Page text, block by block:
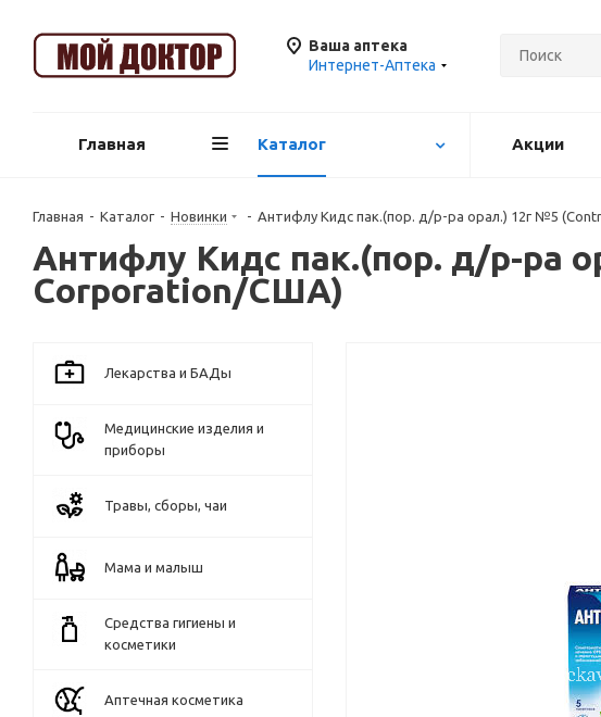
Ваша аптека
Интернет-Аптека
Главная Каталог Акции
Главная - Каталог - Новинки - Антифлу Кидс пак.(пор. д/р-ра орал.) 12г №5
Антифлу Кидс пак.(пор. д/р-ра
Corporation/США)
Лекарства и БАДы
Медицинские изделия и
приборы
Травы, сборы, чаи
Мама и малыш
Средства гигиены и
косметики
Аптечная косметика